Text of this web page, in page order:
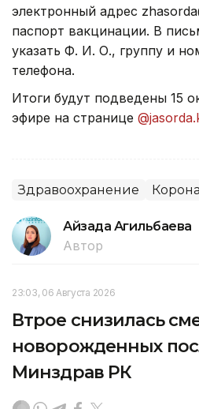
электронный адрес
паспорт вакцинации. В
указать Ф. И. О., группу и
телефона.
Итоги будут подведены 15
эфире на странице
Здравоохранение
Айзада Агильбаева
Автор
23:03, 06 Августа 2026
Втрое снизилась
новорожденных
Минздрав РК